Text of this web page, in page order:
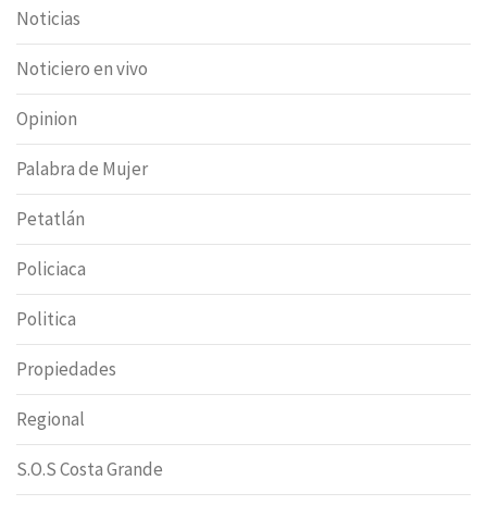
Noticias
Noticiero en vivo
Opinion
Palabra de Mujer
Petatlán
Policiaca
Politica
Propiedades
Regional
S.O.S Costa Grande